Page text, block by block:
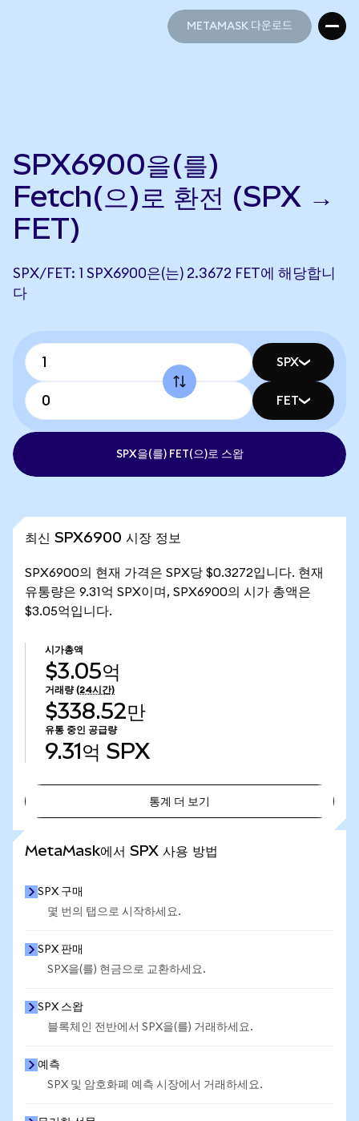
METAMASK 다운로드
SPX6900을(를)
Fetch(으)로 환전 (SPX →
FET)
SPX/FET: 1 SPX6900은(는) 2.3672 FET에 해당합니
다
SPX
FET
SPX을(를) FET(으)로 스왑
최신 SPX6900 시장 정보
SPX6900의 현재 가격은 SPX당 $0.3272입니다. 현재
유통량은 9.31억 SPX이며, SPX6900의 시가 총액은
$3.05억입니다.
시가총액
$3.05억
거래량 (24시간)
$338.52만
유통 중인 공급량
9.31억 SPX
통계 더 보기
MetaMask에서 SPX 사용 방법
SPX 구매
몇 번의 탭으로 시작하세요.
SPX 판매
SPX을(를) 현금으로 교환하세요.
SPX 스왑
블록체인 전반에서 SPX을(를) 거래하세요.
예측
SPX 및 암호화폐 예측 시장에서 거래하세요.